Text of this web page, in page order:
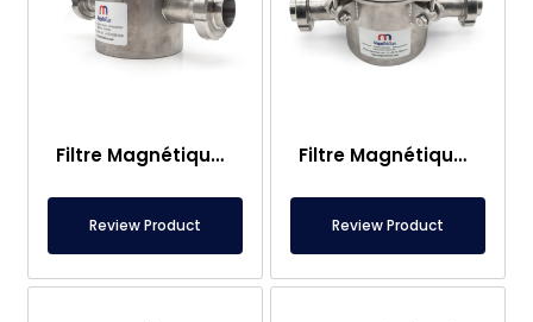
Filtre Magnétique pour l’Industrie Alimentaire et Plastique
Review Product
Filtre Magnétique DN50 avec Raccord à Glande d’Entrée et de Sortie
Review Product